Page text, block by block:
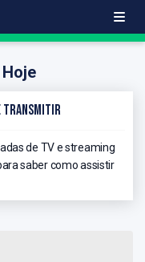
Transmitir
de TV e streaming
saber como assistir